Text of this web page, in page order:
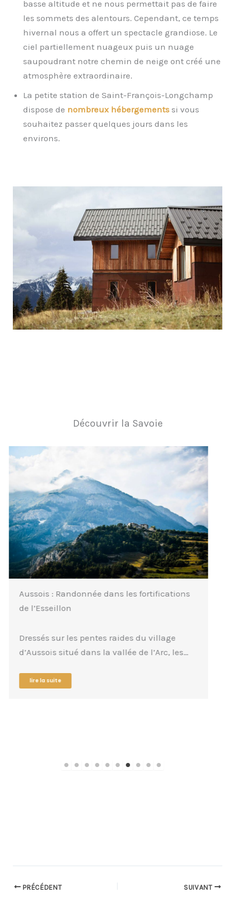
basse altitude et ne nous permettait pas de faire
les sommets des alentours. Cependant, ce temps
hivernal nous a offert un spectacle grandiose. Le
ciel partiellement nuageux puis un nuage
saupoudrant notre chemin de neige ont créé une
atmosphère extraordinaire.
La petite station de Saint-François-Longchamp
dispose de nombreux hébergements si vous
souhaitez passer quelques jours dans les
environs.
Découvrir la Savoie
Glacier du Grand Méan : Randonnée au
cœur du Cirque des Évettes
L’impressionnant vacarme des blocs de
glace qui se cassent, s’effondrent et se
PRÉCÉDENT SUIVANT